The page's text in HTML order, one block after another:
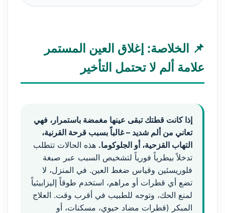
📌 الخلاصة: إغلاق العين المستمر
علامة ألم لا تحتمل التأخير
إذا كانت قطتك تبقى عينها مغمضة باستمرار، فهي
تعاني من ألم شديد – غالباً بسبب قرحة القرنية،
التهاب القزحية، أو الجلوكوما. هذه الحالات تتطلب
تدخلاً بيطرياً فورياً لتشخيص السبب عبر صبغة
فلوريسئين وقياس ضغط العين. في المنزل، لا
تضع أي قطرات أو مراهم، استخدم طوقاً إليزابيثياً
لمنع الحك، وتوجه للطبيب في أقرب وقت. العلاج
المبكر (قطرات مضاد حيوي، مسكنات، أو